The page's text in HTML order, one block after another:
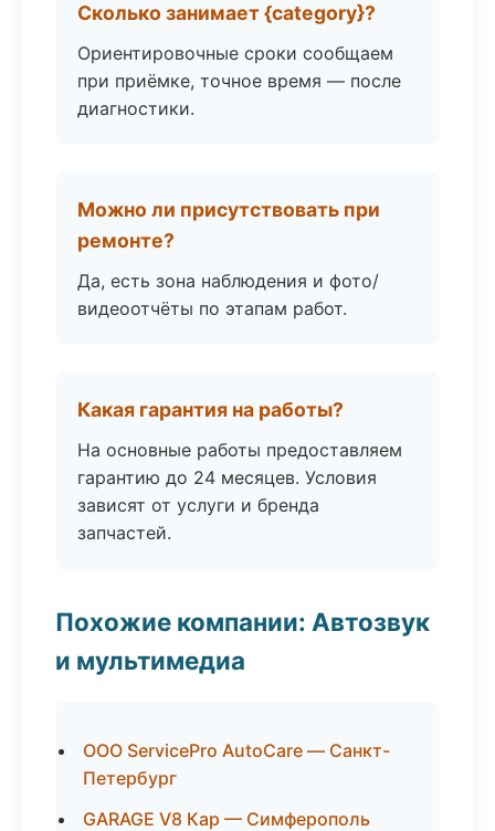
Сколько занимает {category}?
Ориентировочные сроки сообщаем
при приёмке, точное время — после
диагностики.
Можно ли присутствовать при
ремонте?
Да, есть зона наблюдения и фото/
видеоотчёты по этапам работ.
Какая гарантия на работы?
На основные работы предоставляем
гарантию до 24 месяцев. Условия
зависят от услуги и бренда
запчастей.
Похожие компании: Автозвук
и мультимедиа
ООО ServicePro AutoCare — Санкт-
Петербург
GARAGE V8 Кар — Симферополь